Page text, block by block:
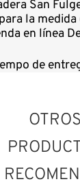
San
la
en línea
de
OTROS